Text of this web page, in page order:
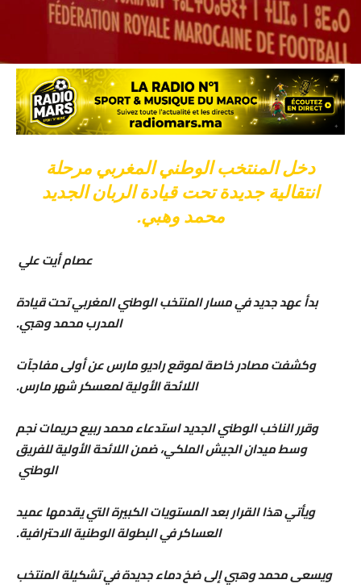
دخل المنتخب الوطني المغربي مرحلة
انتقالية جديدة تحت قيادة الربان الجديد
محمد وهبي.
عصام أيت علي
بدأ عهد جديد في مسار المنتخب الوطني المغربي تحت قيادة
المدرب محمد وهبي.
وكشفت مصادر خاصة لموقع راديو مارس عن أولى مفاجآت
اللائحة الأولية لمعسكر شهر مارس.
وقرر الناخب الوطني الجديد استدعاء محمد ربيع حريمات نجم
وسط ميدان الجيش الملكي، ضمن اللائحة الأولية للفريق
الوطني
ويأتي هذا القرار بعد المستويات الكبيرة التي يقدمها عميد
العساكر في البطولة الوطنية الاحترافية.
ويسعى محمد وهبي إلى ضخ دماء جديدة في تشكيلة المنتخب